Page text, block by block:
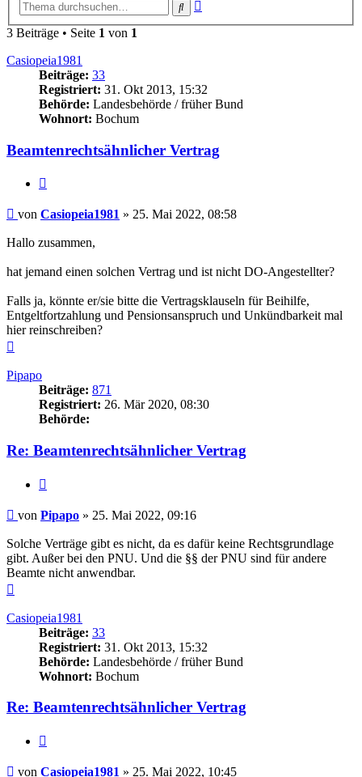
Suche
3 Beiträge • Seite 1 von 1
Casiopeia1981
Beiträge: 33
Registriert: 31. Okt 2013, 15:32
Behörde: Landesbehörde / früher Bund
Wohnort: Bochum
Beamtenrechtsähnlicher Vertrag
Beitrag
von Casiopeia1981 » 25. Mai 2022, 08:58
Hallo zusammen,
hat jemand einen solchen Vertrag und ist nicht DO-Angestellter?
Falls ja, könnte er/sie bitte die Vertragsklauseln für Beihilfe,
Entgeltfortzahlung und Pensionsanspruch und Unkündbarkeit mal
hier reinschreiben?
Pipapo
Beiträge: 871
Registriert: 26. Mär 2020, 08:30
Behörde:
Re: Beamtenrechtsähnlicher Vertrag
Beitrag
von Pipapo » 25. Mai 2022, 09:16
Solche Verträge gibt es nicht, da es dafür keine Rechtsgrundlage
gibt. Außer bei den PNU. Und die §§ der PNU sind für andere
Beamte nicht anwendbar.
Casiopeia1981
Beiträge: 33
Registriert: 31. Okt 2013, 15:32
Behörde: Landesbehörde / früher Bund
Wohnort: Bochum
Re: Beamtenrechtsähnlicher Vertrag
Beitrag
von Casiopeia1981 » 25. Mai 2022, 10:45